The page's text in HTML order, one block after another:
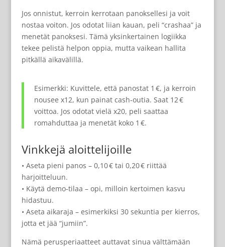
Jos onnistut, kerroin kerrotaan panoksellesi ja voit
nostaa voiton. Jos odotat liian kauan, peli “crashaa” ja
menetät panoksesi. Tämä yksinkertainen logiikka
tekee pelistä helpon oppia, mutta vaikean hallita
pitkällä aikavälillä.
Esimerkki: Kuvittele, että panostat 1 €, ja kerroin
nousee x12, kun painat cash‑outia. Saat 12 €
voittoa. Jos odotat vielä x20, peli saattaa
romahduttaa ja menetät koko 1 €.
Vinkkejä aloittelijoille
• Aseta pieni panos – 0,10 € tai 0,20 € riittää
harjoitteluun.
• Käytä demo‑tilaa – opi, milloin kertoimen kasvu
hidastuu.
• Aseta aikaraja – esimerkiksi 30 sekuntia per kierros,
jotta et jää “jumiin”.
Nämä perusperiaatteet auttavat sinua välttämään